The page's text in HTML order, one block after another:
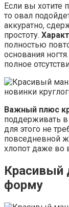
Если вы хотите
то овал
аккуратно,
простоту.
полностью
основания
полное
Важный плюс
поддерживать
для этого не
повседневной
хлопот даже во
Красивый
форму